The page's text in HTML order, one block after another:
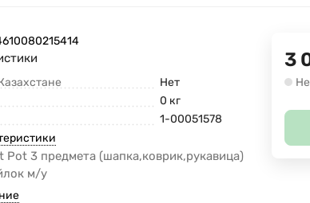
Нет
0 кг
1-00051578
Pot 3 предмета (шапка,коврик,рукавица)
м/у
3